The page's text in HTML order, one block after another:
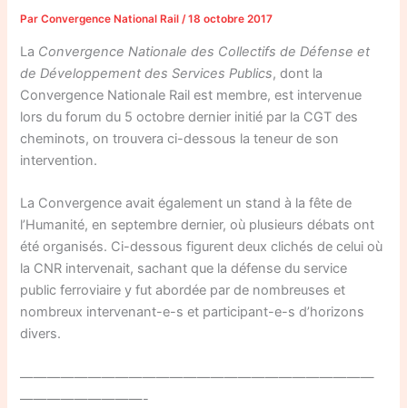
ParConvergence National Rail/18 octobre 2017
La Convergence Nationale des Collectifs de Défense et
de Développement des Services Publics, dont la
Convergence Nationale Rail est membre, est intervenue
lors du forum du 5 octobre dernier initié par la CGT des
cheminots, on trouvera ci-dessous la teneur de son
intervention.
La Convergence avait également un stand à la fête de
l’Humanité, en septembre dernier, où plusieurs débats ont
été organisés. Ci-dessous figurent deux clichés de celui où
la CNR intervenait, sachant que la défense du service
public ferroviaire y fut abordée par de nombreuses et
nombreux intervenant-e-s et participant-e-s d’horizons
divers.
——————————————————————————
—————————-